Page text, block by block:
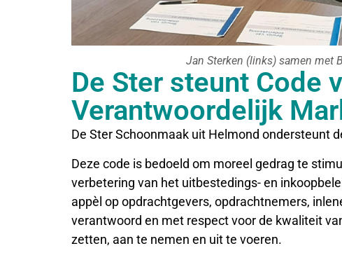
Jan Sterken (links) samen met
De Ster steunt Code
Verantwoordelijk
De Ster Schoonmaak uit Helmond ondersteunt
Deze code is bedoeld om moreel gedrag te
verbetering van het uitbestedings- en
appèl op opdrachtgevers, opdrachtnemers,
verantwoord en met respect voor de kwaliteit
zetten, aan te nemen en uit te voeren.